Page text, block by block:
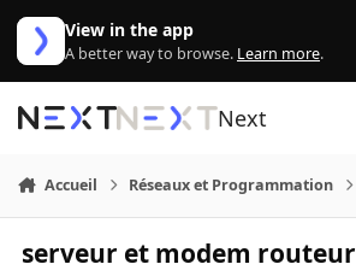
Aller au contenu
View in the app
A better way to browse. Learn more.
Next
Accueil Réseaux et Programmation
serveur et modem routeur